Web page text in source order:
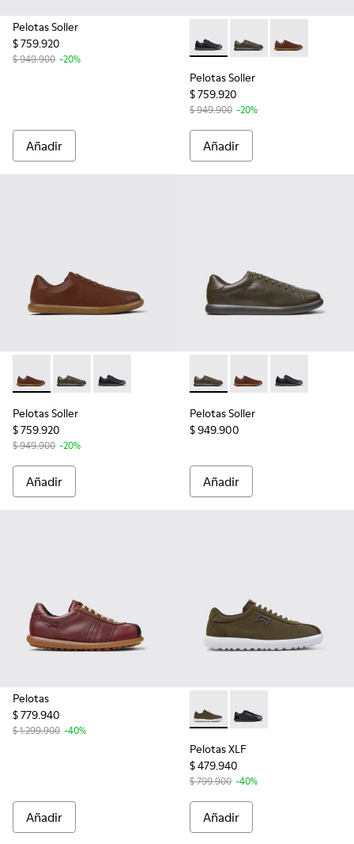
Pelotas Soller
$ 759.920
$ 949.900 -20%
Añadir
Pelotas Soller - K101003-
Pelotas Soller -
Pelotas
Pelotas Soller
$ 759.920
$ 949.900 -20%
Añadir
Pelotas Soller - K101003-004 - Sneakers marrones de piel
Pelotas Soller - K101003-014 - Zapatillas de piel
Pelotas Soller - K101003-001 - Sneakers
Pelotas Soller
$ 759.920
$ 949.900 -20%
Añadir
Pelotas Soller - K101003-
Pelotas Soller -
Pelotas
Pelotas Soller
$ 949.900
Añadir
Pelotas
$ 779.940
$ 1.299.900 -40%
Añadir
Pelotas XLF - K101019-006
Pelotas XLF -
Pelotas XLF
$ 479.940
$ 799.900 -40%
Añadir